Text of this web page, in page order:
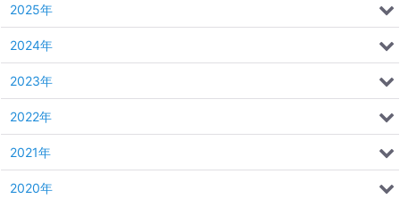
2025年
2024年
2023年
2022年
2021年
2020年